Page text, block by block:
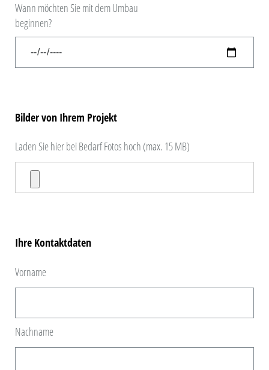
Wann möchten Sie mit dem Umbau
beginnen?
Bilder von Ihrem Projekt
Laden Sie hier bei Bedarf Fotos hoch (max. 15 MB)
Ihre Kontaktdaten
Vorname
Nachname